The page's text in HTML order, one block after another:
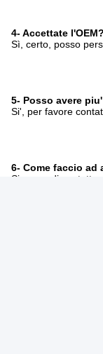
4- Accettate l'OEM?
Sì, certo, posso
5- Posso avere
Si', per favore
6- Come faccio ad
Si prega di